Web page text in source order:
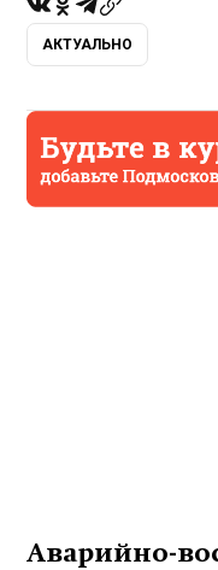
АКТУАЛЬНО
Аварийно-